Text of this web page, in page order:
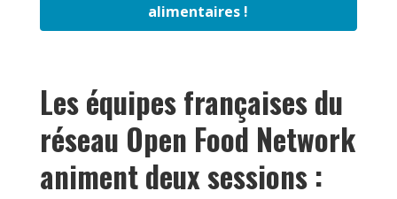
alimentaires !
Les équipes françaises du
réseau Open Food Network
animent deux sessions :